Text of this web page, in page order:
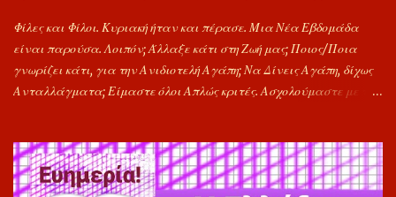
Φίλες και Φίλοι. Κυριακή ήταν και πέρασε. Μια Νέα Εβδομάδα
είναι παρούσα. Λοιπόν; Άλλαξε κάτι στη Ζωή μας; Ποιος/Ποια
γνωρίζει κάτι, για την Ανιδιοτελή Αγάπη; Να Δίνεις Αγάπη, δίχως
Ανταλλάγματα; Είμαστε όλοι Απλώς κριτές. Ασχολούμαστε με τα
καιρό, τις Αγορές μας, κάθε ημέρα Τετάρτη, να τις κάνουμε, από
καταστήματα της γειτονιάς. Τότε τα Super Market, για να μας